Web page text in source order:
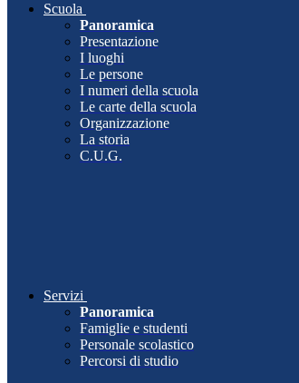
Scuola
Panoramica
Presentazione
I luoghi
Le persone
I numeri della scuola
Le carte della scuola
Organizzazione
La storia
C.U.G.
Servizi
Panoramica
Famiglie e studenti
Personale scolastico
Percorsi di studio